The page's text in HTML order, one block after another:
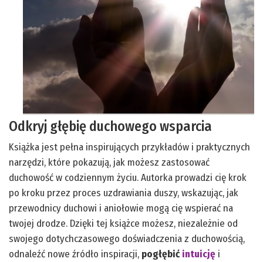
Odkryj głębię duchowego wsparcia
Książka jest pełna inspirujących przykładów i praktycznych
narzędzi, które pokazują, jak możesz zastosować
duchowość w codziennym życiu. Autorka prowadzi cię krok
po kroku przez proces uzdrawiania duszy, wskazując, jak
przewodnicy duchowi i aniołowie mogą cię wspierać na
twojej drodze. Dzięki tej książce możesz, niezależnie od
swojego dotychczasowego doświadczenia z duchowością,
odnaleźć nowe źródło inspiracji, pogłębićintuicję i